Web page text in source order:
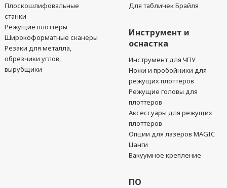
Плоскошлифовальные
станки
Режущие плоттеры
Широкоформатные сканеры
Резаки для металла,
обрезчики углов,
вырубщики
Для табличек Брайля
Инструмент и
оснастка
Инструмент для ЧПУ
Ножи и пробойники для
режущих плоттеров
Режущие головы для
плоттеров
Аксессуары для режущих
плоттеров
Опции для лазеров MAGIC
Цанги
Вакуумное крепление
ПО